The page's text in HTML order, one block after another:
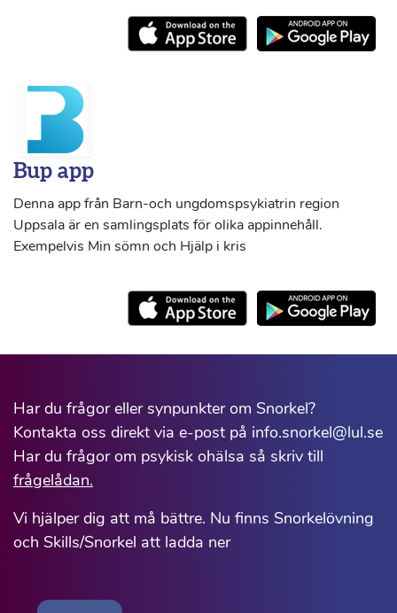
Bup app
Denna app från Barn-och ungdomspsykiatrin region
Uppsala är en samlingsplats för olika appinnehåll.
Exempelvis Min sömn och Hjälp i kris
Har du frågor eller synpunkter om Snorkel?
Kontakta oss direkt via e-post på info.snorkel@lul.se
Har du frågor om psykisk ohälsa så skriv till
frågelådan.
Vi hjälper dig att må bättre. Nu finns Snorkelövning
och Skills/Snorkel att ladda ner